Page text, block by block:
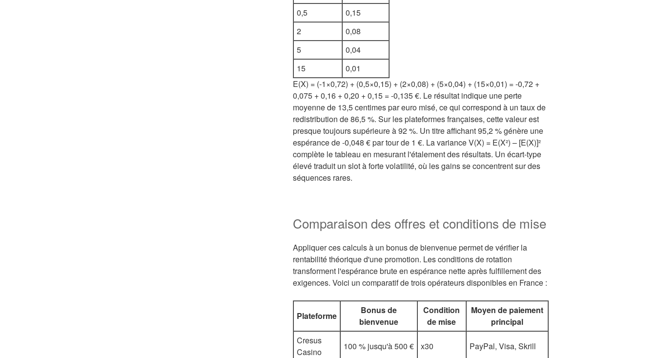
0,5
0,15
2
0,08
5
0,04
15
0,01
E(X) = (-1×0,72) + (0,5×0,15) + (2×0,08) + (5×0,04) + (15×0,01) = -0,72 +
0,075 + 0,16 + 0,20 + 0,15 = -0,135 €. Le résultat indique une perte
moyenne de 13,5 centimes par euro misé, ce qui correspond à un taux de
redistribution de 86,5 %. Sur les plateformes françaises, cette valeur est
presque toujours supérieure à 92 %. Un titre affichant 95,2 % génère une
espérance de -0,048 € par tour de 1 €. La variance V(X) = E(X²) – [E(X)]²
complète le tableau en mesurant l'étalement des résultats. Un écart-type
élevé traduit un slot à forte volatilité, où les gains se concentrent sur des
séquences rares.
Comparaison des offres et conditions de mise
Appliquer ces calculs à un bonus de bienvenue permet de vérifier la
rentabilité théorique d'une promotion. Les conditions de rotation
transforment l'espérance brute en espérance nette après fulfillement des
exigences. Voici un comparatif de trois opérateurs disponibles en France :
Plateforme
Bonus de
bienvenue
Condition
de mise
Moyen de paiement
principal
Cresus
Casino
100 % jusqu'à 500 € x30 PayPal, Visa, Skrill